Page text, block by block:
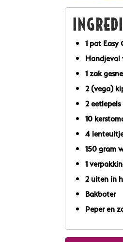
1 pot Easy
Handjevol
1 zak
2 (vega)
2
10
4
150 gram
1
2 uiten in
Bakboter
Peper en